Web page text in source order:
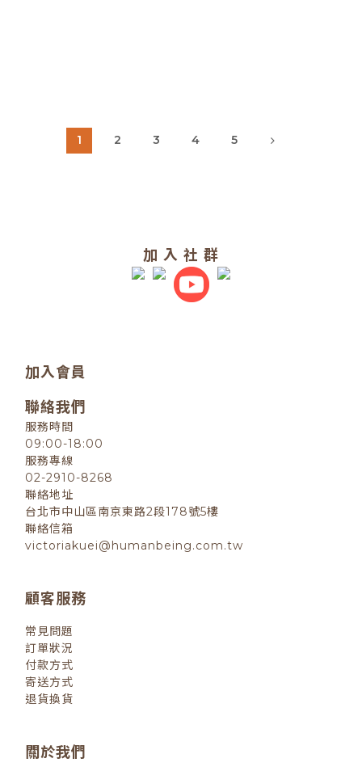
1 2 3 4 5
加 入 社 群
加入會員
聯絡我們
服務時間
09:00-18:00
服務專線
02-2910-8268
聯絡地址
台北市中山區南京東路2段178號5樓
聯絡信箱
victoriakuei@humanbeing.com.tw
顧客服務
常見問題
訂單狀況
付款方式
寄送方式
退貨換貨
關於我們